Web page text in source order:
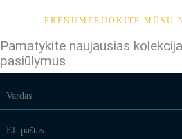
PRENUMERUOKITE MŪSŲ
Pamatykite naujausias
pasiūlymus